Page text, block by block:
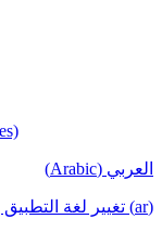
العربي (Arabic)
(ar) تغيير لغة التطبيق إلى العربية